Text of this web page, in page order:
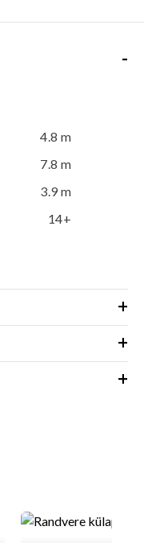
-
4.8 m
7.8 m
3.9 m
14+
+
+
+